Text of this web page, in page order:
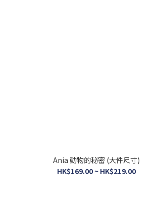
Ania 動物的秘密 (大件尺寸)
HK$169.00 ~ HK$219.00